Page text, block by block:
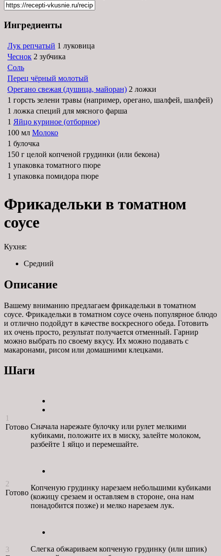
Ингредиенты
Лук репчатый 1 луковица
Чеснок 2 зубчика
Соль
Перец чёрный молотый
Орегано свежая (душица, майоран) 2 ложки
1 горсть зелени травы (например, орегано, шалфей, шалфей)
1 ложка специй для мясного фарша
1 Яйцо куриное (отборное)
100 мл Молоко
1 булочка
150 г целой копченой грудинки (или бекона)
1 упаковка томатного пюре
1 упаковка помидора пюре
Фрикадельки в томатном
соусе
Кухня:
Средний
Описание
Вашему вниманию предлагаем фрикадельки в томатном
соусе. Фрикадельки в томатном соусе очень популярное блюдо
и отлично подойдут в качестве воскресного обеда. Готовить
их очень просто, результат получается отменный. Гарнир
можно выбрать по своему вкусу. Их можно подавать с
макаронами, рисом или домашними клецками.
Шаги
1
Готово Сначала нарежьте булочку или рулет мелкими
кубиками, положите их в миску, залейте молоком,
разбейте 1 яйцо и перемешайте.
2
Готово
Копченую грудинку нарезаем небольшими кубиками
(кожицу срезаем и оставляем в стороне, она нам
понадобится позже) и мелко нарезаем лук.
3
Слегка обжариваем копченую грудинку (или шпик)